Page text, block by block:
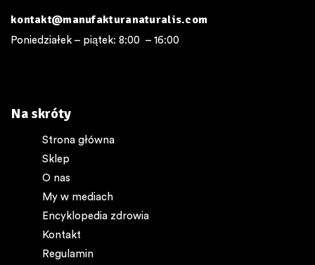
Na skróty
Strona główna
Sklep
O nas
My w mediach
Encyklopedia zdrowia
Kontakt
Regulamin
kontakt@manufakturanaturalis.com
Poniedziałek – piątek: 8:00 – 16:00